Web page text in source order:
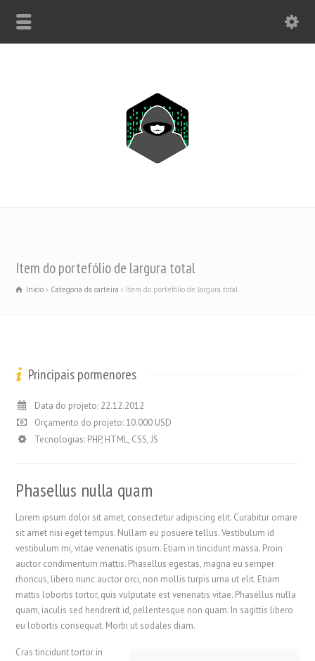
Item do portefólio de largura total
Início Categoria da carteira Item do portefólio de largura total
Principais pormenores
Data do projeto: 22.12.2012
Orçamento do projeto: 10.000 USD
Tecnologias: PHP, HTML, CSS, JS
Phasellus nulla quam
Lorem ipsum dolor sit amet, consectetur adipiscing elit. Curabitur ornare
sit amet nisi eget tempus. Nullam eu posuere tellus. Vestibulum id
vestibulum mi, vitae venenatis ipsum. Etiam in tincidunt massa. Proin
auctor condimentum mattis. Phasellus egestas, magna eu semper
rhoncus, libero nunc auctor orci, non mollis turpis urna ut elit. Etiam
mattis lobortis tortor, quis vulputate est venenatis vitae. Phasellus nulla
quam, iaculis sed hendrerit id, pellentesque non quam. In sagittis libero
eu lobortis consequat. Morbi ut sodales diam.
Cras tincidunt tortor in